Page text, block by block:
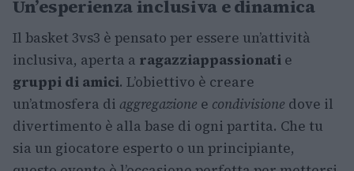
Un’esperienza inclusiva e dinamica
Il basket 3vs3 è pensato per essere un’attività
inclusiva, aperta a ragazziappassionati e
gruppi di amici. L’obiettivo è creare
un’atmosfera di aggregazione e condivisione dove il
divertimento è alla base di ogni partita. Che tu
sia un giocatore esperto o un principiante,